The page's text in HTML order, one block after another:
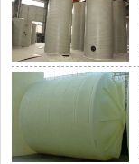
传统的储罐。